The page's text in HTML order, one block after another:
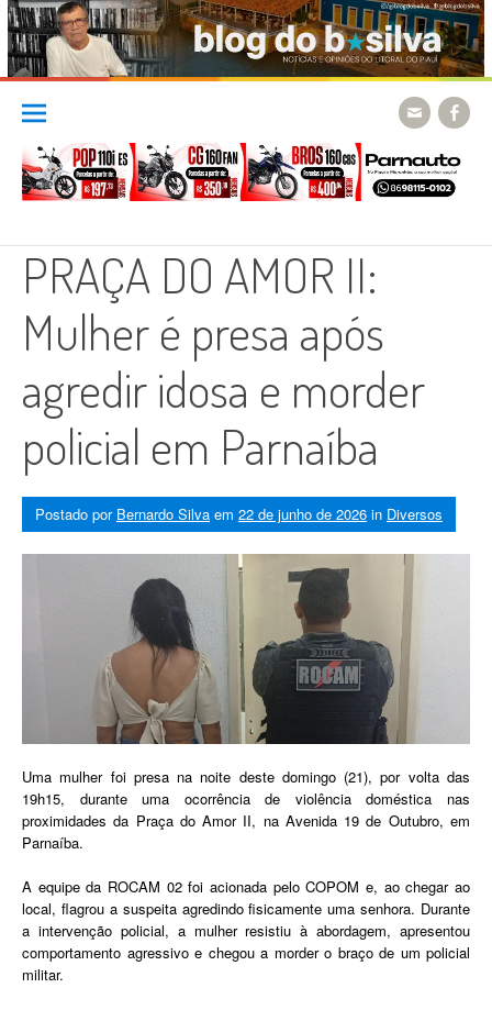
Skip
content
PRAÇA DO AMOR II:
Mulher é presa após
agredir idosa e morder
policial em Parnaíba
Postado por Bernardo Silva em 22 de junho de 2026 in Diversos
Uma mulher foi presa na noite deste domingo (21), por volta das
19h15, durante uma ocorrência de violência doméstica nas
proximidades da Praça do Amor II, na Avenida 19 de Outubro, em
Parnaíba.
A equipe da ROCAM 02 foi acionada pelo COPOM e, ao chegar ao
local, flagrou a suspeita agredindo fisicamente uma senhora. Durante
a intervenção policial, a mulher resistiu à abordagem, apresentou
comportamento agressivo e chegou a morder o braço de um policial
militar.